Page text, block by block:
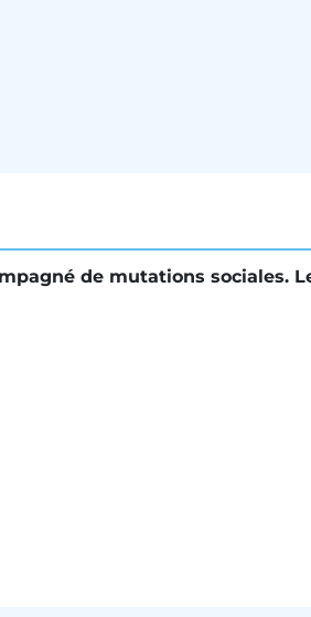
de mutations sociales.